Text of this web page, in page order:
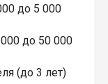
до 5 000
до 50 000
(до 3 лет)